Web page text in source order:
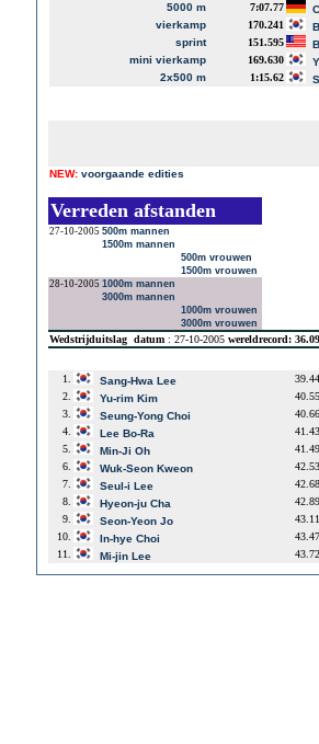
5000 m
7:07.77
vierkamp
170.241
sprint
151.595
mini vierkamp
169.630
2x500 m
1:15.62
NEW: voorgaande edities
Verreden afstanden
27-10-2005 500m mannen
1500m mannen
500m vrouwen
1500m vrouwen
28-10-2005 1000m mannen
3000m mannen
1000m vrouwen
3000m vrouwen
Wedstrijduitslag datum : 27-10-2005 wereldrecord:
1. Sang-Hwa Lee
39.44
2.
Yu-rim Kim
40.55
3.
Seung-Yong Choi
40.66
4.
Lee Bo-Ra
41.43
5.
Min-Ji Oh
41.49
6.
Wuk-Seon Kweon
42.53
7.
Seul-i Lee
42.68
8.
Hyeon-ju Cha
42.89
9.
Seon-Yeon Jo
43.11
10.
In-hye Choi
43.47
11.
Mi-jin Lee 43.72